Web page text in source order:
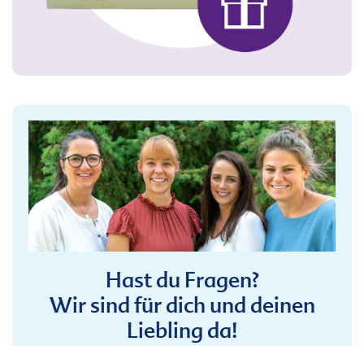
Hast du Fragen?
Wir sind für dich und deinen
Liebling da!